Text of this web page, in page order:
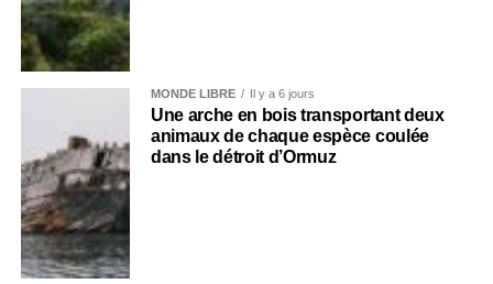
MONDE LIBRE Il y a 6 jours
Une arche en bois transportant deux
animaux de chaque espèce coulée
dans le détroit d’Ormuz